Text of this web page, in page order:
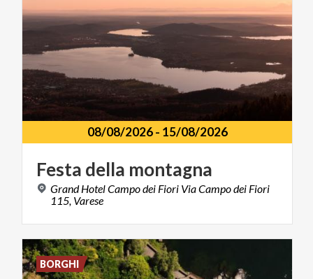
08/08/2026- 15/08/2026
Festa della montagna
Grand Hotel Campo dei Fiori Via Campo dei Fiori
115, Varese
BORGHI